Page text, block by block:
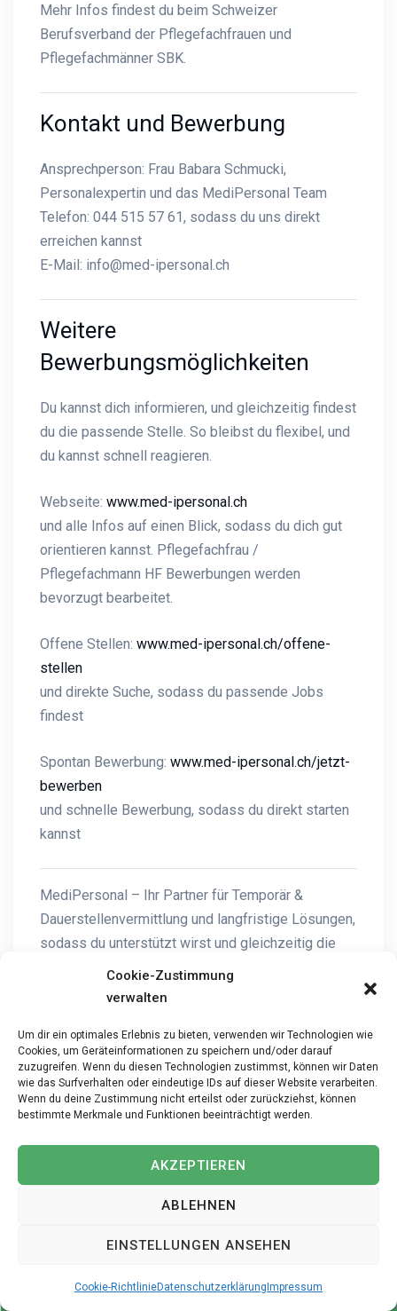
Cookie-Zustimmung
verwalten
Um dir ein optimales Erlebnis zu bieten, verwenden wir Technologien wie
Cookies, um Geräteinformationen zu speichern und/oder darauf
zuzugreifen. Wenn du diesen Technologien zustimmst, können wir Daten
wie das Surfverhalten oder eindeutige IDs auf dieser Website verarbeiten.
Wenn du deine Zustimmung nicht erteilst oder zurückziehst, können
bestimmte Merkmale und Funktionen beeinträchtigt werden.
AKZEPTIEREN
ABLEHNEN
EINSTELLUNGEN ANSEHEN
Cookie-RichtlinieDatenschutzerklärung Impressum
Mehr Infos findest du beim Schweizer
Berufsverband der Pflegefachfrauen und
Pflegefachmänner SBK.
Kontakt und Bewerbung
Ansprechperson: Frau Babara Schmucki,
Personalexpertin und das MediPersonal Team
Telefon: 044 515 57 61, sodass du uns direkt
erreichen kannst
E-Mail: info@med-ipersonal.ch
Weitere
Bewerbungsmöglichkeiten
Du kannst dich informieren, und gleichzeitig findest
du die passende Stelle. So bleibst du flexibel, und
du kannst schnell reagieren.
Webseite: www.med-ipersonal.ch
und alle Infos auf einen Blick, sodass du dich gut
orientieren kannst. Pflegefachfrau /
Pflegefachmann HF Bewerbungen werden
bevorzugt bearbeitet.
Offene Stellen: www.med-ipersonal.ch/offene-
stellen
und direkte Suche, sodass du passende Jobs
findest
Spontan Bewerbung: www.med-ipersonal.ch/jetzt-
bewerben
und schnelle Bewerbung, sodass du direkt starten
kannst
MediPersonal – Ihr Partner für Temporär &
Dauerstellenvermittlung und langfristige Lösungen,
sodass du unterstützt wirst und gleichzeitig die
passende Stelle findest.
Pflegefachpersonen HF in der Region Rieden ist
ausgesprochen hoch, und Ihre Fachkompetenz
wird dringend gesucht. Als erfahrener
Personalvermittler erleichtert Ihnen iPersonal
Sie mit passenden Positionen im Umfang von
Bewerbungsprozess professionell begleitet. Die
beste Chancen auf eine stabile und erfüllende